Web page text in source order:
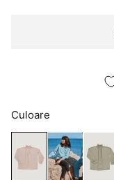
Culoare